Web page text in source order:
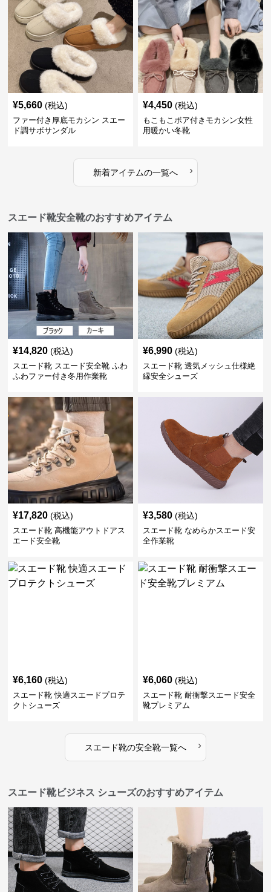
¥5,660 (税込)
ファー付き厚底モカシン スエー
ド調サボサンダル
¥4,450 (税込)
もこもこボア付きモカシン女性
用暖かい冬靴
新着アイテムの一覧へ ›
スエード靴安全靴のおすすめアイテム
¥14,820 (税込)
スエード靴 スエード安全靴 ふわ
ふわファー付き冬用作業靴
¥6,990 (税込)
スエード靴 透気メッシュ仕様絶
縁安全シューズ
¥17,820 (税込)
スエード靴 高機能アウトドアス
エード安全靴
¥3,580 (税込)
スエード靴 なめらかスエード安
全作業靴
¥6,160 (税込)
スエード靴 快適スエードプロテ
クトシューズ
¥6,060 (税込)
スエード靴 耐衝撃スエード安全
靴プレミアム
スエード靴の安全靴一覧へ ›
スエード靴ビジネス シューズのおすすめアイテム